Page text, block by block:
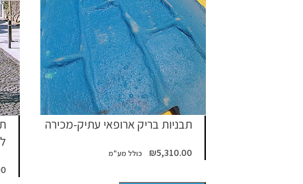
תבניות בריק ארופאי עתיק-מכירה
₪5,310.00